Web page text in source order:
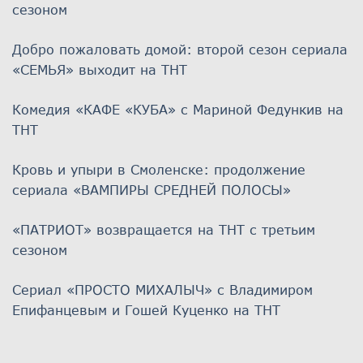
сезоном
Добро пожаловать домой: второй сезон сериала
«СЕМЬЯ» выходит на ТНТ
Комедия «КАФЕ «КУБА» с Мариной Федункив на
ТНТ
Кровь и упыри в Смоленске: продолжение
сериала «ВАМПИРЫ СРЕДНЕЙ ПОЛОСЫ»
«ПАТРИОТ» возвращается на ТНТ с третьим
сезоном
Сериал «ПРОСТО МИХАЛЫЧ» с Владимиром
Епифанцевым и Гошей Куценко на ТНТ